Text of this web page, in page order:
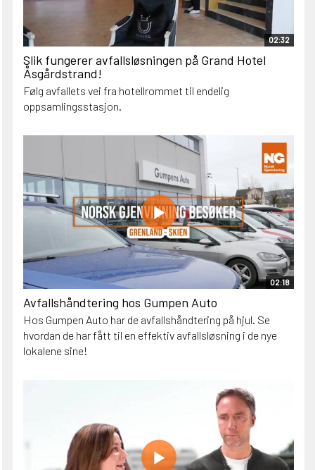
02:32
Slik fungerer avfallsløsningen på Grand Hotel
Åsgårdstrand!
Følg avfallets vei fra hotellrommet til endelig
oppsamlingsstasjon.
02:18
Avfallshåndtering hos Gumpen Auto
Hos Gumpen Auto har de avfallshåndtering på hjul. Se
hvordan de har fått til en effektiv avfallsløsning i de nye
lokalene sine!